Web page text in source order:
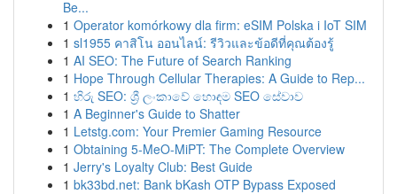
Be...
1 Operator komórkowy dla firm: eSIM Polska i IoT SIM
1 sl1955 คาสิโน ออนไลน์: รีวิวและข้อดีที่คุณต้องรู้
1 AI SEO: The Future of Search Ranking
1 Hope Through Cellular Therapies: A Guide to Rep...
1 හිරු SEO: ශ්‍රී ලංකාවේ හොඳම SEO සේවාව
1 A Beginner's Guide to Shatter
1 Letstg.com: Your Premier Gaming Resource
1 Obtaining 5-MeO-MiPT: The Complete Overview
1 Jerry's Loyalty Club: Best Guide
1 bk33bd.net: Bank bKash OTP Bypass Exposed